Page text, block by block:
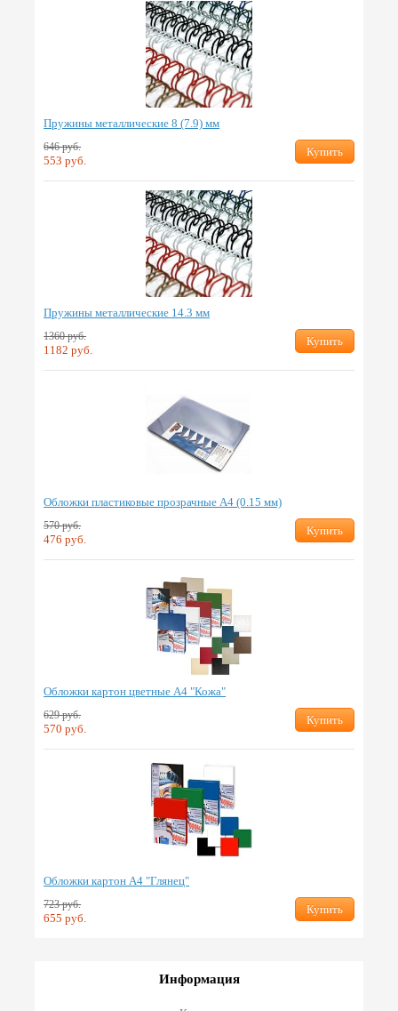
Пружины металлические 8 (7.9) мм
646 руб.
553 руб.
Купить
Пружины металлические 14.3 мм
1360 руб.
1182 руб.
Купить
Обложки пластиковые прозрачные А4 (0.15 мм)
570 руб.
476 руб.
Купить
Обложки картон цветные А4 "Кожа"
629 руб.
570 руб.
Купить
Обложки картон А4 "Глянец"
723 руб.
655 руб.
Купить
Информация